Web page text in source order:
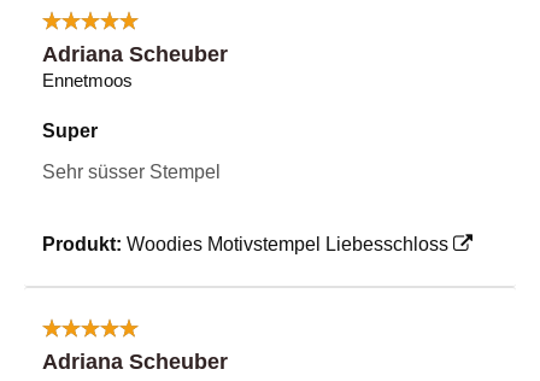
Adriana Scheuber
Ennetmoos
Super
Sehr süsser Stempel
Produkt: Woodies Motivstempel Liebesschloss
Adriana Scheuber